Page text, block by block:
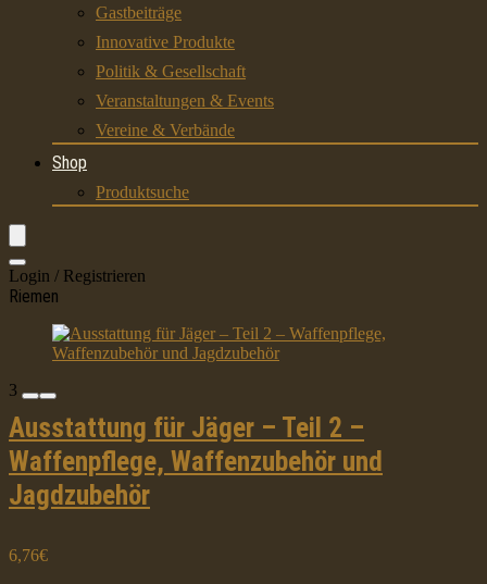
Gastbeiträge
Innovative Produkte
Politik & Gesellschaft
Veranstaltungen & Events
Vereine & Verbände
Shop
Produktsuche
Login / Registrieren
Riemen
3
Ausstattung für Jäger – Teil 2 –
Waffenpflege, Waffenzubehör und
Jagdzubehör
6,76€